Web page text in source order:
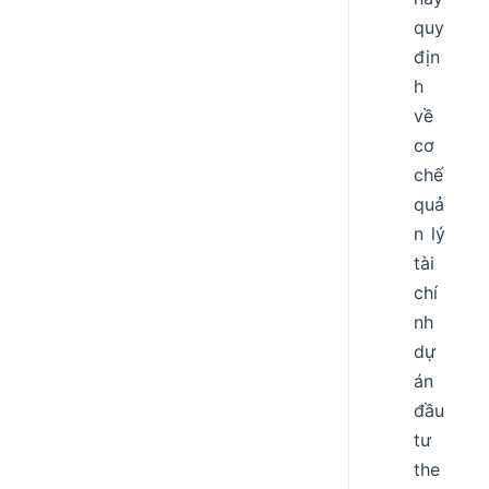
quy
địn
h
về
cơ
chế
quả
n lý
tài
chí
nh
dự
án
đầu
tư
the